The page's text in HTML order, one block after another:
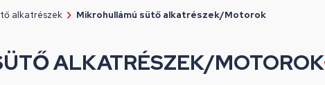
alkatrészek Mikrohullámú sütő alkatrészek/Motorok
ALKATRÉSZEK/MOTOROK